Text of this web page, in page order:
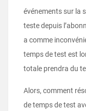
événements sur la
teste depuis
a comme
temps de test est
totale prendra du
Alors, comment
de temps de test